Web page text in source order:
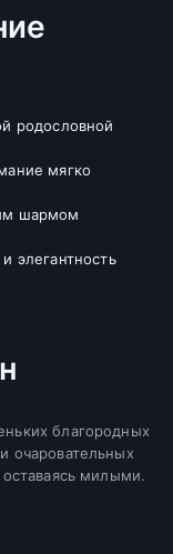
родословной
мягко
шармом
элегантность
благородных
очаровательных
милыми.